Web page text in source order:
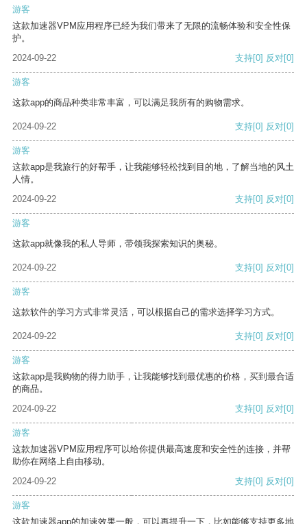
游客
这款加速器VPM应用程序已经为我们带来了无限的流畅体验和安全性保
护。
2024-09-22
支持[0] 反对[0]
游客
这款app的商品种类非常丰富，可以满足我所有的购物需求。
2024-09-22 支持[0] 反对[0]
游客
这款app是我旅行的好帮手，让我能够轻松找到目的地，了解当地的风土
人情。
2024-09-22
支持[0] 反对[0]
游客
这款app就像我的私人导师，带领我探索知识的奥秘。
2024-09-22 支持[0] 反对[0]
游客
这款软件的学习方式非常灵活，可以根据自己的需求选择学习方式。
2024-09-22 支持[0] 反对[0]
游客
这款app是我购物的得力助手，让我能够找到最优惠的价格，买到最合适
的商品。
2024-09-22
支持[0] 反对[0]
游客
这款加速器VPM应用程序可以给你提供最高速度和安全性的连接，并帮
助你在网络上自由移动。
2024-09-22
支持[0] 反对[0]
游客
这款加速器app的加速效果一般，可以再提升一下，比如能够支持更多地